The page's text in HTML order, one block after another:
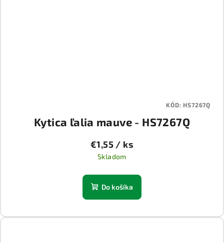
Kytica ľalia mauve - HS7267Q
€1,55 / ks
Skladom
Do košíka
KÓD: HS7267Q